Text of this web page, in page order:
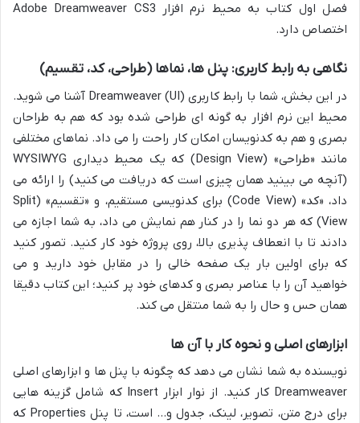
فصل اول کتاب به محیط نرم افزار Adobe Dreamweaver CS3
اختصاص دارد.
نگاهی به رابط کاربری: پنل ها، نماها (طراحی، کد، تقسیم)
در این بخش، شما با رابط کاربری (UI) Dreamweaver آشنا می شوید.
محیط این نرم افزار به گونه ای طراحی شده بود که هم به طراحان
بصری و هم به کدنویسان امکان کار راحت را می داد. نماهای مختلفی
مانند «طراحی» (Design View) که یک محیط دیداری WYSIWYG
(آنچه می بینید همان چیزی است که دریافت می کنید) را ارائه می
داد، «کد» (Code View) برای کدنویسی مستقیم، و «تقسیم» (Split
View) که هر دو نما را در کنار هم نمایش می داد، به شما اجازه می
دادند تا با انعطاف پذیری بالا، روی پروژه خود کار کنید. تصور کنید
که برای اولین بار یک صفحه خالی را در مقابل خود دارید و می
خواهید آن را با عناصر بصری و کدهای خود پر کنید؛ این کتاب دقیقا
همان حس و حال را به شما منتقل می کند.
ابزارهای اصلی و نحوه کار با آن ها
نویسنده به شما نشان می دهد که چگونه با پنل ها و ابزارهای اصلی
Dreamweaver کار کنید. از نوار ابزار Insert که شامل گزینه هایی
برای درج متن، تصویر، لینک، جدول و… است، تا پنل Properties که